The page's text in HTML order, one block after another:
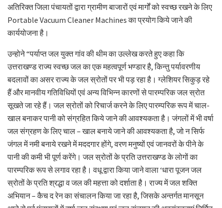
अतिरिक्त जिला पंचायतों द्वारा ग्रामीण बाजारों एवं मार्गों को स्वच्छ रखने के लिए
Portable Vacuum Cleaner Machines का प्रयोग किये जाने की
कार्ययोजना है।
उन्होने “पर्याप्त जल युक्त गांव की थीम का उल्लेख करते हुए कहा कि
उत्तराखण्ड राज्य स्वच्छ जल का एक महत्वपूर्ण भण्डार है, किन्तु पर्यावरणीय
बदलावों का असर राज्य के जल स्रोतों पर भी पड़ रहा है। ग्लेशियर सिकुड़ रहे
हैं और मानवीय गतिविधियों एवं अन्य विभिन्न कारणों से पारम्परिक जल स्रोत
सूखते जा रहे हैं। जल स्रोतों को रिचार्ज करने के लिए पारम्परिक रूप में चाल-
खाल बनाकर पानी को संग्रहित किये जाने की आवश्यकता है। जंगलों में भी वर्षा
जल संग्रहण के लिए चाल – खाल बनाये जाने की आवश्यकता है, जो न सिर्फ
जंगल में नमी बनाये रखने में मददगार होंगे, वरण मनुष्यों एवं जानवरों के पीने के
पानी की कमी भी पूर्ण करेंगे। जल स्रोतों के प्रति उत्तराखण्ड के लोगों का
पारम्परिक रूप से लगाव रहा है। वधू द्वारा किया जाने वाला ‘धारा पूजन जल
स्रोतों के प्रति श्रद्धा व जल की महत्ता को दर्शाता है। राज्य में जल शक्ति
अभियान – कैच द रेन का संचालन किया जा रहा है, जिसके अन्तर्गत मानसून